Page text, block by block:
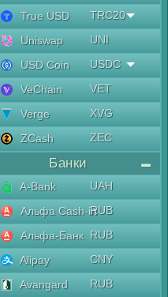
True USD
TRC20
Uniswap
UNI
USD Coin
USDC
VeChain
VET
Verge
XVG
ZCash
ZEC
Банки
A-Bank
UAH
Альфа Cash-inRUB
Альфа-Банк RUB
Alipay
CNY
Avangard
RUB